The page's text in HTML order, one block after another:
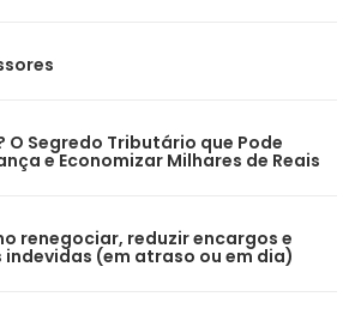
O Segredo Tributário que Pode
e Economizar Milhares de Reais
renegociar, reduzir encargos e
(em atraso ou em dia)